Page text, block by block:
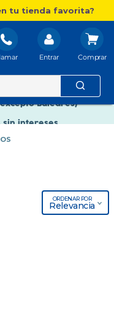
tu tienda favorita?
Entrar
Libre
sin intereses
Libre
ORDENAR POR
Relevancia